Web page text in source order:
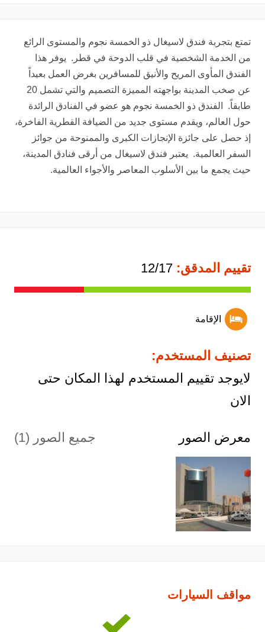
تمتع بتجربة فندق لاسيغال ذو الخمسة نجوم والمستوى الرائع
من الخدمة الشخصية في قلب الدوحة في قطر. يوفر هذا
الفندق المأوى المريح والأنيق للمسافرين بغرض العمل بعيداً
عن صخب المدينة بواجهته المميزة التصميم والتي تشمل 20
طابقاً. الفندق ذو الخمسة نجوم هو عضو في الفنادق الرائدة
حول العالم، ويقدم مستوى جديد من الضيافة القطرية الفاخرة،
إذ حصل على جائزة الإنجازات الكبرى والممنوحة من جوائز
السفر العالمية. يعتبر فندق لاسيغال من أرقى فنادق المدينة،
حيث يجمع ما بين الأسلوب المعاصر والأجواء العالمية.
تقييم المدقق:
الإقامة
تصنيف المستخدم:
لايوجد تقييم المستخدم لهذا المكان حتى
الان
معرض الصور جميع الصور (1)
مواقف السيارات